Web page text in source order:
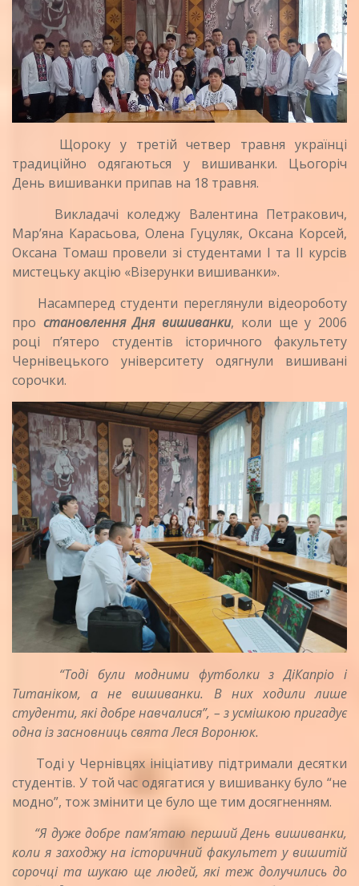
Щороку у третій четвер травня українці
традиційно одягаються у вишиванки. Цьогоріч
День вишиванки припав на 18 травня.
Викладачі коледжу Валентина Петракович,
Мар’яна Карасьова, Олена Гуцуляк, Оксана Корсей,
Оксана Томаш провели зі студентами І та ІІ курсів
мистецьку акцію «Візерунки вишиванки».
Насамперед студенти переглянули відеороботу
про становлення Дня вишиванки, коли ще у 2006
році п’ятеро студентів історичного факультету
Чернівецького університету одягнули вишивані
сорочки.
“Тоді були модними футболки з ДіКапріо і
Титаніком, а не вишиванки. В них ходили лише
студенти, які добре навчалися”, – з усмішкою пригадує
одна із засновниць свята Леся Воронюк.
Тоді у Чернівцях ініціативу підтримали десятки
студентів. У той час одягатися у вишиванку було “не
модно”, тож змінити це було ще тим досягненням.
“Я дуже добре пам’ятаю перший День вишиванки,
коли я заходжу на історичний факультет у вишитій
сорочці та шукаю ще людей, які теж долучились до